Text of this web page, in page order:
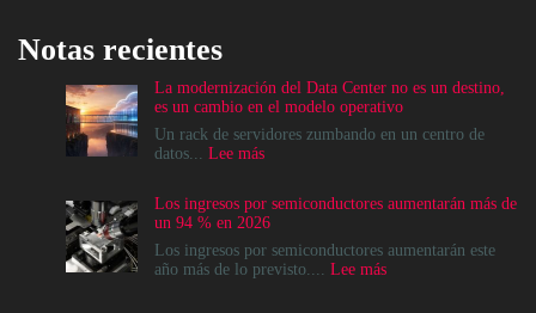
Notas recientes
La modernización del Data Center no es un destino,
es un cambio en el modelo operativo
Un rack de servidores zumbando en un centro de
datos... Lee más:
del
Data
Center
no
Los ingresos por semiconductores aumentarán más de
un 94 % en 2026
Los ingresos por semiconductores aumentarán este
año más de lo previsto.... Lee más: